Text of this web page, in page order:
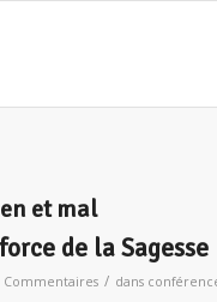
et mal
de la Sagesse
Commentaires / dans